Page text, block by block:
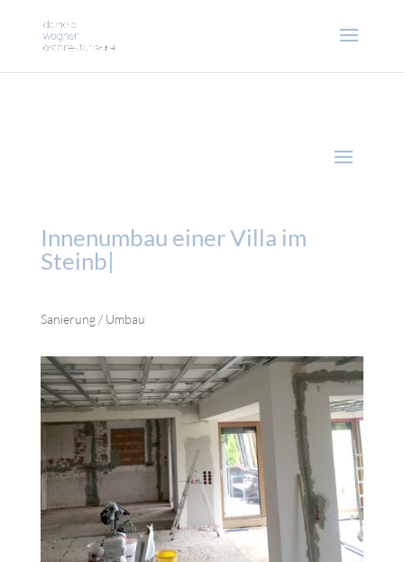
Innenumbau einer Villa im
Steinbac
Sanierung / Umbau